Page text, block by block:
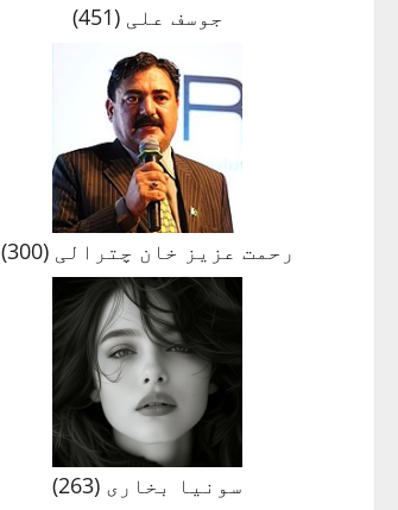
جوسف علی(
451
)
رحمت عزیز خان چترالی(
300
)
سونیا بخاری (
263
)